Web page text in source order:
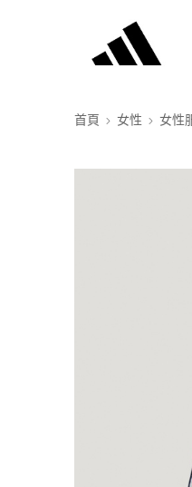
首頁 女性 女性